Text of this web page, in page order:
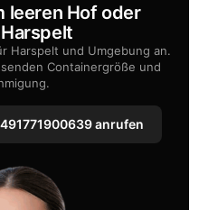
leeren Hof oder
Harspelt und Umgebung an.
Containergröße und
anrufen